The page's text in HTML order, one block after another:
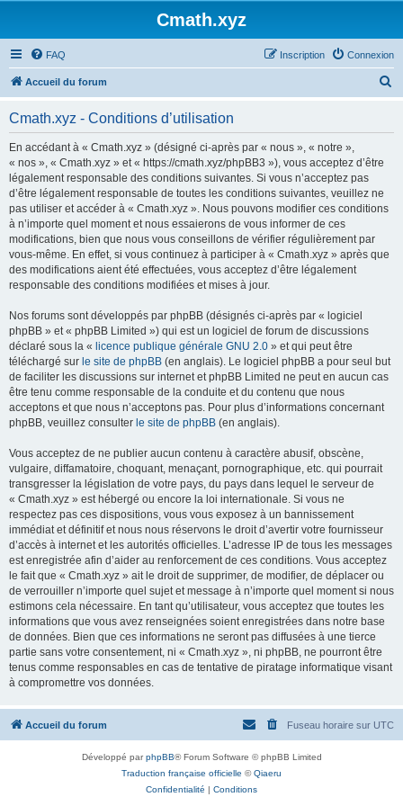
Cmath.xyz
FAQ Connexion
Inscription
Accueil du forum
Cmath.xyz - Conditions d’utilisation
En accédant à « Cmath.xyz » (désigné ci-après par « nous », « notre »,
« nos », « Cmath.xyz » et « https://cmath.xyz/phpBB3 »), vous acceptez d’être
légalement responsable des conditions suivantes. Si vous n’acceptez pas
d’être légalement responsable de toutes les conditions suivantes, veuillez ne
pas utiliser et accéder à « Cmath.xyz ». Nous pouvons modifier ces conditions
à n’importe quel moment et nous essaierons de vous informer de ces
modifications, bien que nous vous conseillons de vérifier régulièrement par
vous-même. En effet, si vous continuez à participer à « Cmath.xyz » après que
des modifications aient été effectuées, vous acceptez d’être légalement
responsable des conditions modifiées et mises à jour.
Nos forums sont développés par phpBB (désignés ci-après par « logiciel
phpBB » et « phpBB Limited ») qui est un logiciel de forum de discussions
déclaré sous la « licence publique générale GNU 2.0 » et qui peut être
téléchargé sur le site de phpBB (en anglais). Le logiciel phpBB a pour seul but
de faciliter les discussions sur internet et phpBB Limited ne peut en aucun cas
être tenu comme responsable de la conduite et du contenu que nous
acceptons et que nous n’acceptons pas. Pour plus d’informations concernant
phpBB, veuillez consulter le site de phpBB (en anglais).
Vous acceptez de ne publier aucun contenu à caractère abusif, obscène,
vulgaire, diffamatoire, choquant, menaçant, pornographique, etc. qui pourrait
transgresser la législation de votre pays, du pays dans lequel le serveur de
« Cmath.xyz » est hébergé ou encore la loi internationale. Si vous ne
respectez pas ces dispositions, vous vous exposez à un bannissement
immédiat et définitif et nous nous réservons le droit d’avertir votre fournisseur
d’accès à internet et les autorités officielles. L’adresse IP de tous les messages
est enregistrée afin d’aider au renforcement de ces conditions. Vous acceptez
le fait que « Cmath.xyz » ait le droit de supprimer, de modifier, de déplacer ou
de verrouiller n’importe quel sujet et message à n’importe quel moment si nous
estimons cela nécessaire. En tant qu’utilisateur, vous acceptez que toutes les
informations que vous avez renseignées soient enregistrées dans notre base
de données. Bien que ces informations ne seront pas diffusées à une tierce
partie sans votre consentement, ni « Cmath.xyz », ni phpBB, ne pourront être
tenus comme responsables en cas de tentative de piratage informatique visant
à compromettre vos données.
Accueil du forum Fuseau horaire sur UTC
Développé parphpBB® Forum Software © phpBB Limited
Traduction française officielle ©Qiaeru
Confidentialité | Conditions